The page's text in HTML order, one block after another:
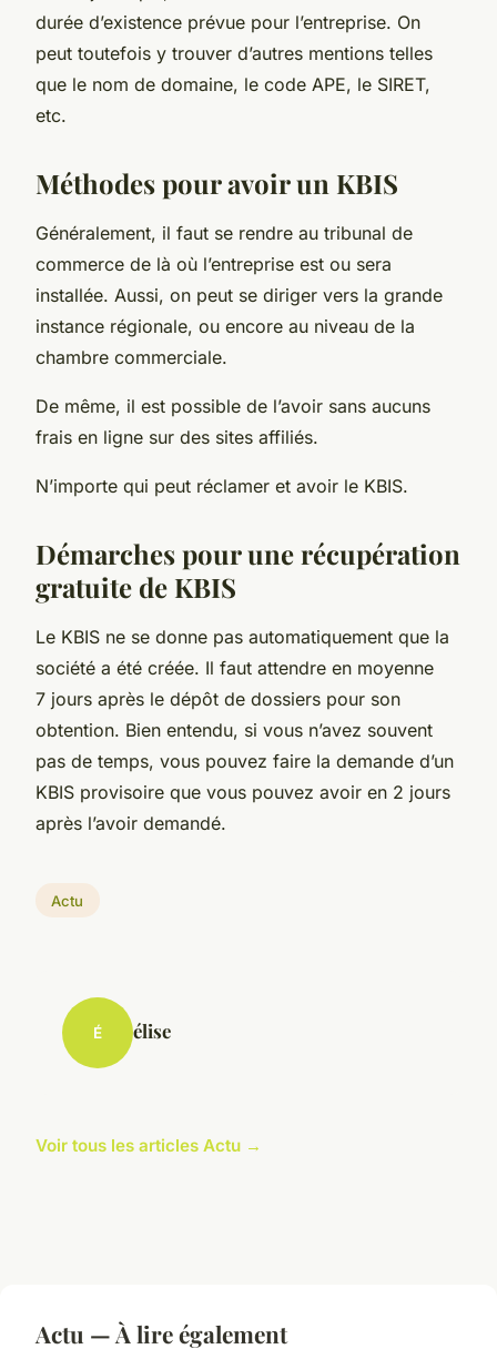
durée d’existence prévue pour l’entreprise. On
peut toutefois y trouver d’autres mentions telles
que le nom de domaine, le code APE, le SIRET,
etc.
Méthodes pour avoir un KBIS
Généralement, il faut se rendre au tribunal de
commerce de là où l’entreprise est ou sera
installée. Aussi, on peut se diriger vers la grande
instance régionale, ou encore au niveau de la
chambre commerciale.
De même, il est possible de l’avoir sans aucuns
frais en ligne sur des sites affiliés.
N’importe qui peut réclamer et avoir le KBIS.
Démarches pour une récupération
gratuite de KBIS
Le KBIS ne se donne pas automatiquement que la
société a été créée. Il faut attendre en moyenne
7 jours après le dépôt de dossiers pour son
obtention. Bien entendu, si vous n’avez souvent
pas de temps, vous pouvez faire la demande d’un
KBIS provisoire que vous pouvez avoir en 2 jours
après l’avoir demandé.
Actu
É élise
Voir tous les articles Actu →
Actu — À lire également